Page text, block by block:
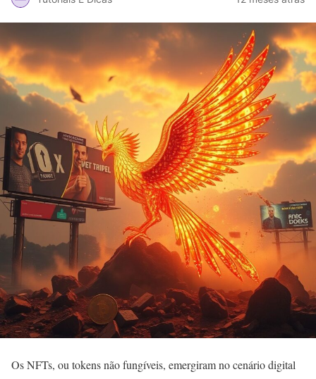
Os NFTs, ou tokens não fungíveis, emergiram no cenário digital